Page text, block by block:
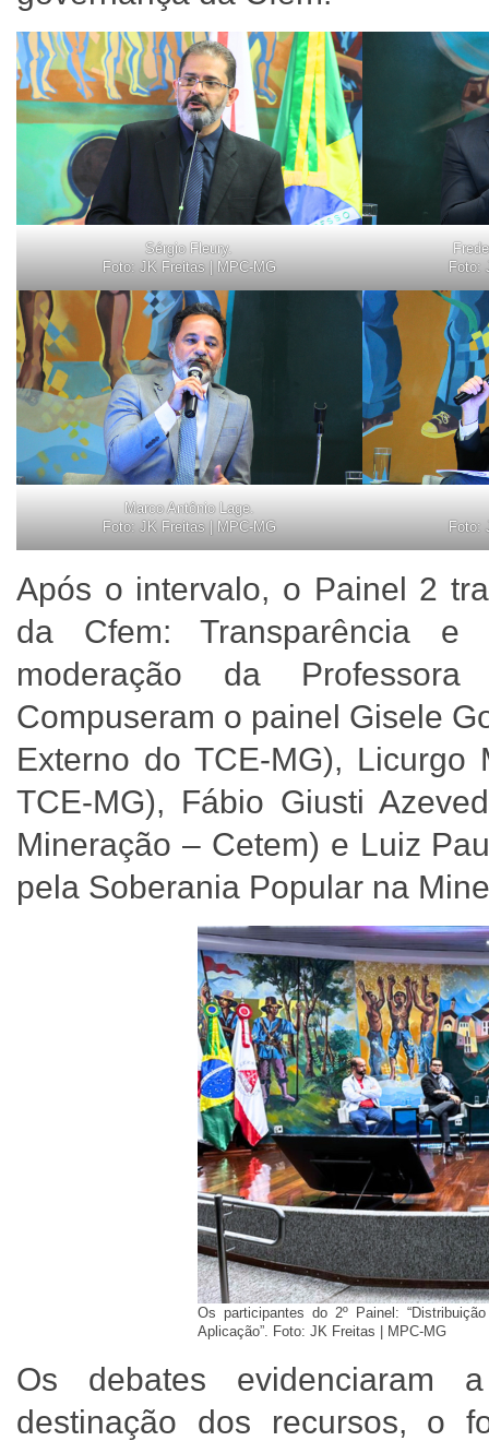
Sérgio Fleury.
Foto: JK Freitas | MPC-MG
Foto:
Marco Antônio Lage.
Foto: JK Freitas | MPC-MG
Foto:
Após o intervalo, o Painel 2
da Cfem: Transparência e
moderação da
Compuseram o painel Gisele
Externo do TCE-MG),
TCE-MG), Fábio Giusti
Mineração – Cetem) e Luiz
pela Soberania Popular na
Os participantes do 2º Painel:
Aplicação”. Foto: JK Freitas | MPC-MG
Os debates evidenciaram
destinação dos recursos, o